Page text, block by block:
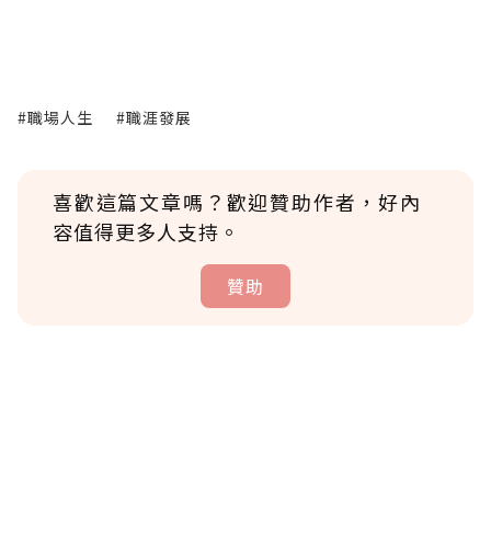
#職場人生 #職涯發展
喜歡這篇文章嗎？歡迎贊助作者，好內
容值得更多人支持。
贊助